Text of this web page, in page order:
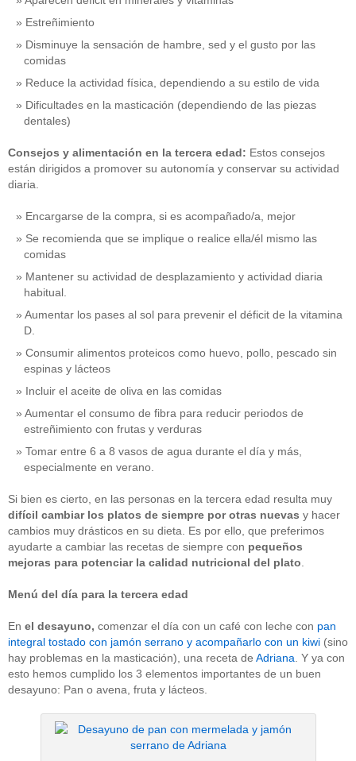
Estreñimiento
Disminuye la sensación de hambre, sed y el gusto por las
comidas
Reduce la actividad física, dependiendo a su estilo de vida
Dificultades en la masticación (dependiendo de las piezas
dentales)
Consejos y alimentación en la tercera edad: Estos consejos
están dirigidos a promover su autonomía y conservar su actividad
diaria.
Encargarse de la compra, si es acompañado/a, mejor
Se recomienda que se implique o realice ella/él mismo las
comidas
Mantener su actividad de desplazamiento y actividad diaria
habitual.
Aumentar los pases al sol para prevenir el déficit de la vitamina
D.
Consumir alimentos proteicos como huevo, pollo, pescado sin
espinas y lácteos
Incluir el aceite de oliva en las comidas
Aumentar el consumo de fibra para reducir periodos de
estreñimiento con frutas y verduras
Tomar entre 6 a 8 vasos de agua durante el día y más,
especialmente en verano.
Si bien es cierto, en las personas en la tercera edad resulta muy
difícil cambiar los platos de siempre por otras nuevas y hacer
cambios muy drásticos en su dieta. Es por ello, que preferimos
ayudarte a cambiar las recetas de siempre con pequeños
mejoras para potenciar la calidad nutricional del plato
Menú del día para la tercera edad
En el desayuno, comenzar el día con un café con leche con pan
integral tostado con jamón serrano y acompañarlo con un kiwi (sino
hay problemas en la masticación), una receta de Adriana . Y ya con
esto hemos cumplido los 3 elementos importantes de un buen
desayuno: Pan o avena, fruta y lácteos.